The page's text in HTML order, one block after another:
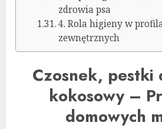
zdrowia psa
4. Rola higieny w
zewnętrznych
Czosnek, pestki
kokosowy –
domowych